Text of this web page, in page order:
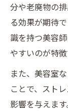
分や老廃物の
る効果が期待
識を持つ美容
やすいのが特徴
また、美容室
ことで、スト
影響を与えま